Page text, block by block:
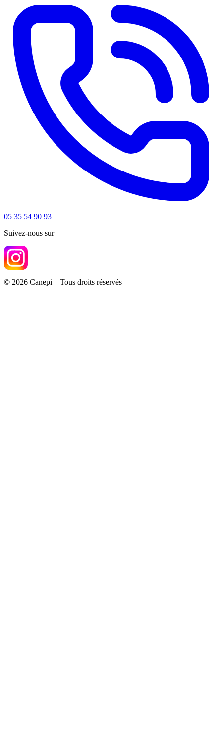
05 35 54 90 93
Suivez-nous sur
© 2026 Canepi – Tous droits réservés